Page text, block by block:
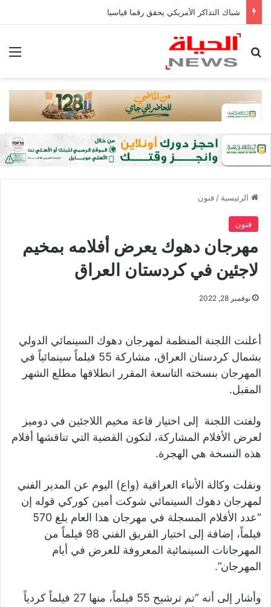
شباك التذاكر الأمريكي يحقق رقما قياسيا
بحث عن
الرئيسية / فنون
فنون
مهرجان دهوك يعرض أفلامه بمخيم
لاجئين في كردستان العراق
نوفمبر 28, 2022
أعلنت اللجنة المنظمة لمهرجان دهوك السينمائي الدولي
بشمال كردستان العراق، مشاركة 55 فيلماً سينمائياً في
المهرجان بنسخته التاسعة المقرر انطلاقها مطلع الشهر
المقبل.
ولفتت اللجنة إلى اختيار قاعة مخيم اللاجئين في دوميز
لعرض الأفلام المشاركة، لتكون القضية التي تناقشها أفلام
هذه النسخة هي الهجرة.
ونقلت وكالة الأنباء العراقية (واع) اليوم عن المدير الفني
لمهرجان دهوك السينمائي شوكت أمين كوركي قوله إن
“عدد الأفلام المسجلة في مهرجان هذا العام بلغ 570
فيلماً، إضافة إلى اختيار الفريق الفني 98 فيلماً من
المهرجانات السينمائية المعروفة للعرض في أيام
المهرجان”.
وأشار إلى أنه “تم ترشيح 55 فيلماً، منها 27 فيلماً كردياً